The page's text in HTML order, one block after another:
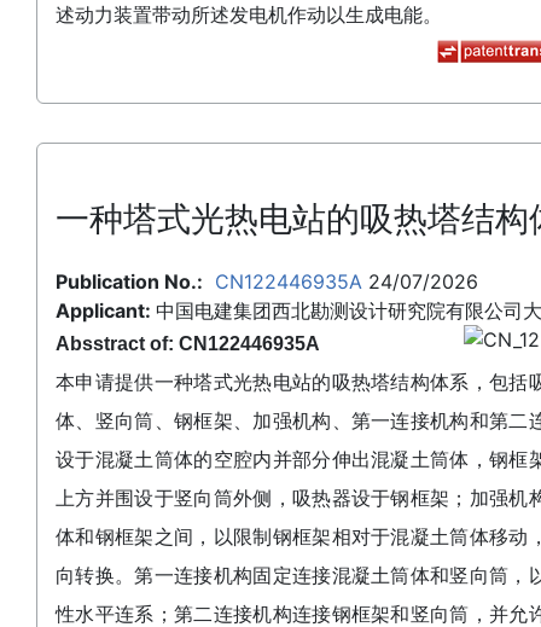
述动力装置带动所述发电机作动以生成电能。
一种塔式光热电站的吸热塔结构
Publication No.: CN122446935A 24/07/2026
Applicant: 中国电建集团西北勘测设计研究院有限公司
Absstract of: CN122446935A
本申请提供一种塔式光热电站的吸热塔结构体系，包括
体、竖向筒、钢框架、加强机构、第一连接机构和第二
设于混凝土筒体的空腔内并部分伸出混凝土筒体，钢框
上方并围设于竖向筒外侧，吸热器设于钢框架；加强机
体和钢框架之间，以限制钢框架相对于混凝土筒体移动
向转换。第一连接机构固定连接混凝土筒体和竖向筒，
性水平连系；第二连接机构连接钢框架和竖向筒，并允